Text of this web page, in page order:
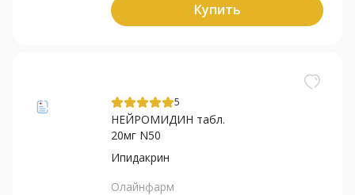
Купить
5
НЕЙРОМИДИН табл.
20мг N50
Ипидакрин
Олайнфарм